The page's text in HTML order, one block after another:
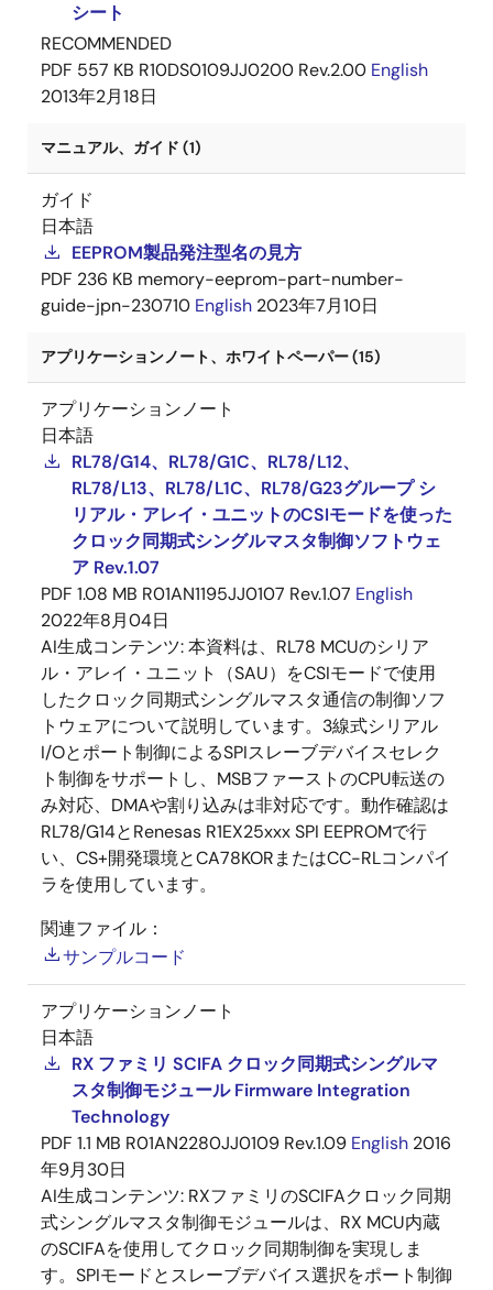
シート
RECOMMENDED
PDF 557 KB R10DS0109JJ0200 Rev.2.00 English
2013年2月18日
マニュアル、ガイド (1)
ガイド
日本語
EEPROM製品発注型名の見方
PDF 236 KB memory-eeprom-part-number-
guide-jpn-230710 English 2023年7月10日
アプリケーションノート、ホワイトペーパー (15)
アプリケーションノート
日本語
RL78/G14、RL78/G1C、RL78/L12、
RL78/L13、RL78/L1C、RL78/G23グループ シ
リアル・アレイ・ユニットのCSIモードを使った
クロック同期式シングルマスタ制御ソフトウェ
ア Rev.1.07
PDF 1.08 MB R01AN1195JJ0107 Rev.1.07 English
2022年8月04日
AI生成コンテンツ:本資料は、RL78 MCUのシリア
ル・アレイ・ユニット（SAU）をCSIモードで使用
したクロック同期式シングルマスタ通信の制御ソフ
トウェアについて説明しています。3線式シリアル
I/Oとポート制御によるSPIスレーブデバイスセレク
ト制御をサポートし、MSBファーストのCPU転送の
み対応、DMAや割り込みは非対応です。動作確認は
RL78/G14とRenesas R1EX25xxx SPI EEPROMで行
い、CS+開発環境とCA78KORまたはCC-RLコンパイ
ラを使用しています。
関連ファイル：
サンプルコード
アプリケーションノート
日本語
RX ファミリ SCIFA クロック同期式シングルマ
スタ制御モジュール Firmware Integration
Technology
PDF 1.1 MB R01AN2280JJ0109 Rev.1.09 English 2016
年9月30日
AI生成コンテンツ: RXファミリのSCIFAクロック同期
式シングルマスタ制御モジュールは、RX MCU内蔵
のSCIFAを使用してクロック同期制御を実現しま
す。SPIモードとスレーブデバイス選択をポート制御